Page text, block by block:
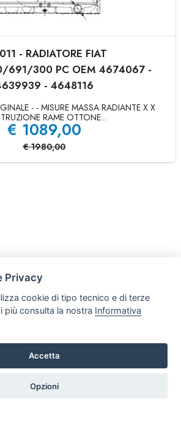
- RADIATORE FIAT
691/300 PC OEM 4674067 -
- 4648116
- - MISURE MASSA RADIANTE X X
RAME OTTONE...
€ 1089,00
€ 1980,00
crsradiatori@gmail.com P.iva:
Privacy
cookie di tipo tecnico e di terze
più consulta la nostra Informativa
Accetta
Opzioni